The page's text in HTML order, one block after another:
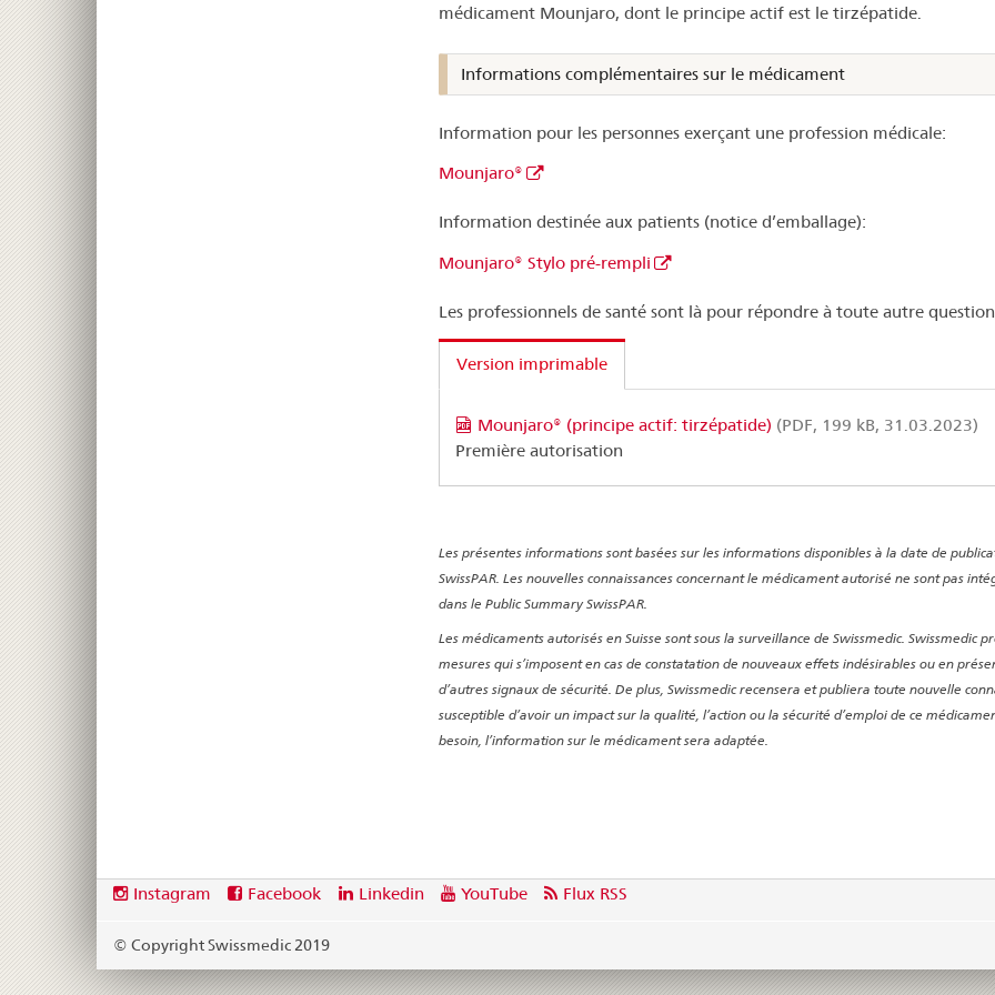
médicament Mounjaro, dont le principe actif est le tirzépatide.
Informations complémentaires sur le médicament
Information pour les personnes exerçant une profession médicale:
Mounjaro®
Information destinée aux patients (notice d’emballage):
Mounjaro® Stylo pré-rempli
Les professionnels de santé sont là pour répondre à toute autre
Version imprimable
Mounjaro® (principe actif: tirzépatide) (PDF, 199 kB, 31.03.2023)
Première autorisation
Les présentes informations sont basées sur les informations disponibles à la date de
SwissPAR. Les nouvelles connaissances concernant le médicament autorisé ne sont pas
dans le Public Summary SwissPAR.
Les médicaments autorisés en Suisse sont sous la surveillance de Swissmedic. Swissmedic
mesures qui s’imposent en cas de constatation de nouveaux effets indésirables ou en
d’autres signaux de sécurité. De plus, Swissmedic recensera et publiera toute nouvelle
susceptible d’avoir un impact sur la qualité, l’action ou la sécurité d’emploi de ce
besoin, l’information sur le médicament sera adaptée.
Footer
Social
links
Instagram Facebook Linkedin YouTube Flux RSS
© Copyright Swissmedic 2019